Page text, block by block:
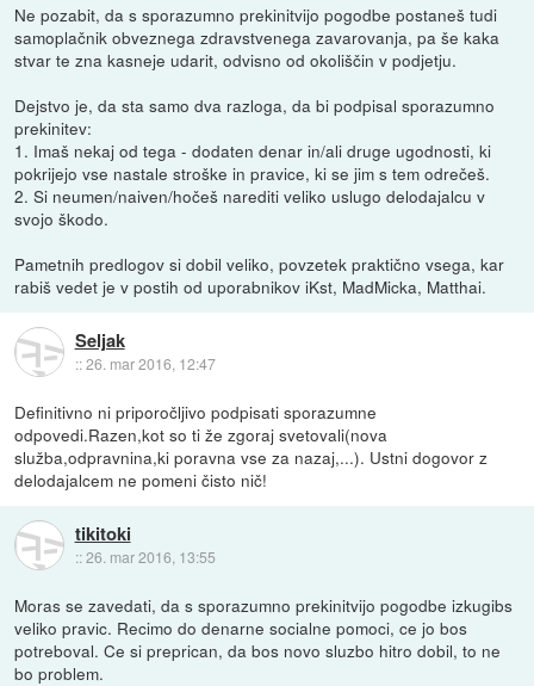
Ne pozabit, da s sporazumno prekinitvijo pogodbe postaneš tudi
samoplačnik obveznega zdravstvenega zavarovanja, pa še kaka
stvar te zna kasneje udarit, odvisno od okoliščin v podjetju.
Dejstvo je, da sta samo dva razloga, da bi podpisal sporazumno
prekinitev:
1. Imaš nekaj od tega - dodaten denar in/ali druge ugodnosti, ki
pokrijejo vse nastale stroške in pravice, ki se jim s tem odrečeš.
2. Si neumen/naiven/hočeš narediti veliko uslugo delodajalcu v
svojo škodo.
Pametnih predlogov si dobil veliko, povzetek praktično vsega, kar
rabiš vedet je v postih od uporabnikov iKst, MadMicka, Matthai.
Seljak
::26. mar 2016, 12:47
Definitivno ni priporočljivo podpisati sporazumne
odpovedi.Razen,kot so ti že zgoraj svetovali(nova
služba,odpravnina,ki poravna vse za nazaj,...). Ustni dogovor z
delodajalcem ne pomeni čisto nič!
tikitoki
::26. mar 2016, 13:55
Moras se zavedati, da s sporazumno prekinitvijo pogodbe izkugibs
veliko pravic. Recimo do denarne socialne pomoci, ce jo bos
potreboval. Ce si preprican, da bos novo sluzbo hitro dobil, to ne
bo problem.